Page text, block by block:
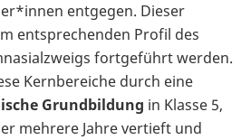
entgegen. Dieser
entsprechenden Profil des
fortgeführt werden.
Kernbereiche durch eine
Grundbildung in Klasse 5,
mehrere Jahre vertieft und